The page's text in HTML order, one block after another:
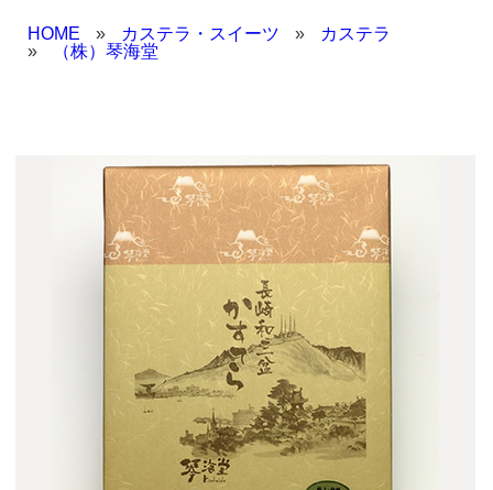
HOME » カステラ・スイーツ »
カステラ
»
（株）琴海堂